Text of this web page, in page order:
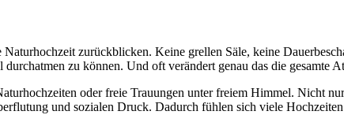
Naturhochzeit zurückblicken. Keine grellen Säle, keine
zu können. Und oft verändert genau das die gesamte
oder freie Trauungen unter freiem Himmel. Nicht
und sozialen Druck. Dadurch fühlen sich viele